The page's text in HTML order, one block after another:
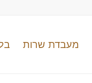
מעבדת שרות